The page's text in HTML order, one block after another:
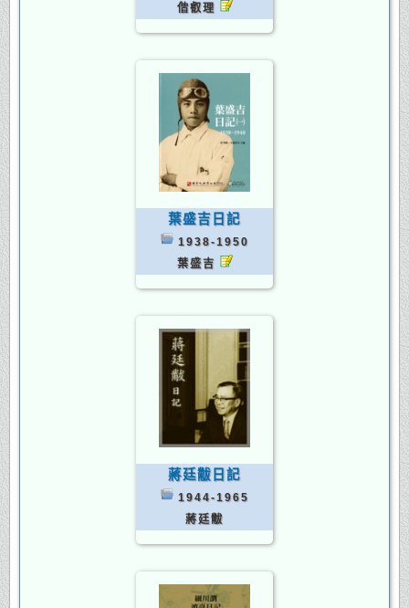
偕叡理
葉盛吉日記
1938-1950
葉盛吉
蔣廷黻日記
1944-1965
蔣廷黻